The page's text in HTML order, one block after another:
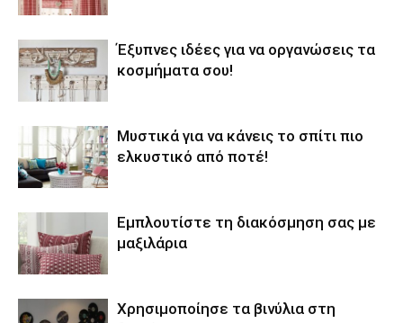
Έξυπνες ιδέες για να οργανώσεις τα
κοσμήματα σου!
Μυστικά για να κάνεις το σπίτι πιο
ελκυστικό από ποτέ!
Εμπλουτίστε τη διακόσμηση σας με
μαξιλάρια
Χρησιμοποίησε τα βινύλια στη